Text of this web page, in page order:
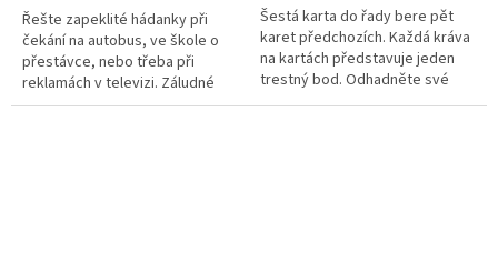
Řešte zapeklité hádanky při
čekání na autobus, ve škole o
přestávce, nebo třeba při
reklamách v televizi. Záludné
hlavolamy vám pořádně
Šestá karta do řady bere pět
karet předchozích. Každá kráva
na kartách představuje jeden
trestný bod. Odhadněte své
protihráče a zvolte správnou